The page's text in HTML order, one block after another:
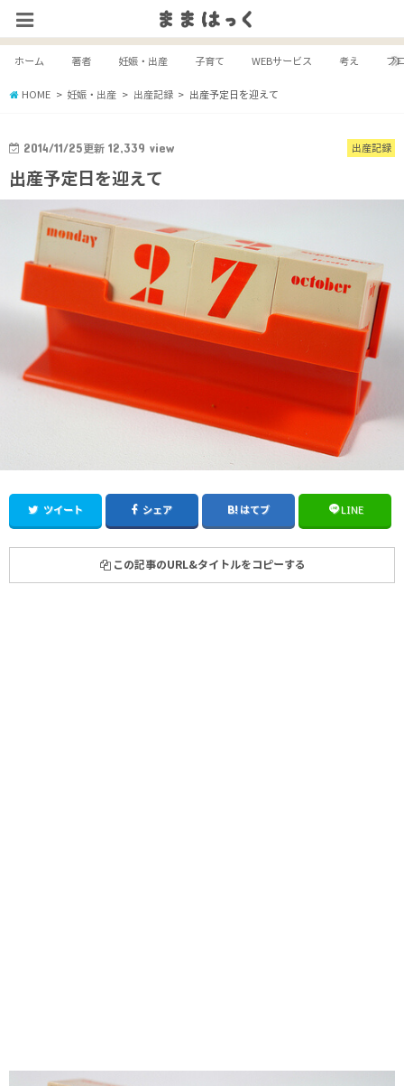
ホーム 著者 妊娠・出産 子育て WEBサービス 考え ブ
HOME 妊娠・出産 出産記録 出産予定日を迎えて
出産記録
2014/11/25更新 12,339 view
出産予定日を迎えて
ツイート シェア はてブ LINE
この記事のURL&タイトルをコピーする